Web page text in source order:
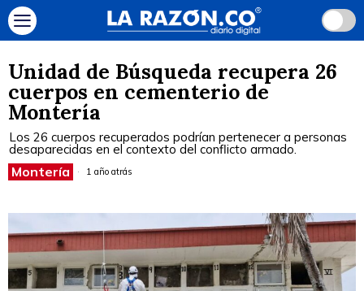
Unidad de Búsqueda recupera 26
cuerpos en cementerio de
Montería
Los 26 cuerpos recuperados podrían pertenecer a personas
desaparecidas en el contexto del conflicto armado.
Montería 1 año atrás